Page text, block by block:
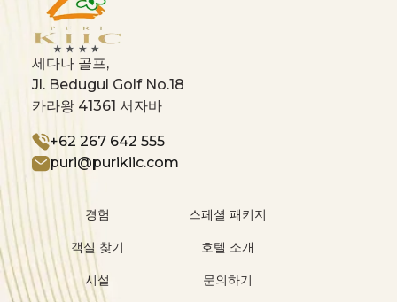
세다나 골프,
Jl. Bedugul Golf No.18
카라왕 41361 서자바
+62 267 642 555
puri@purikiic.com
경험
객실 찾기
시설
스페셜 패키지
호텔 소개
문의하기